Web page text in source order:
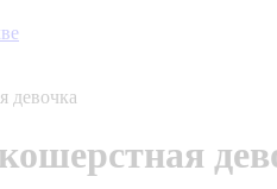
девочка